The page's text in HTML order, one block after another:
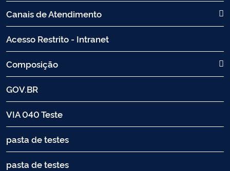
Canais de Atendimento
Acesso Restrito - Intranet
Composição
GOV.BR
VIA 040 Teste
pasta de testes
pasta de testes